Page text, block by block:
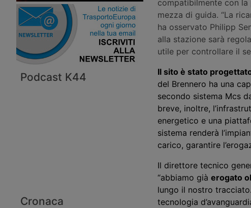
Podcast K44
Cronaca
compatibilmente con
mezza di guida. “La
ha osservato Philipp
alla stazione sarà
utile per controllare il
Il sito è stato
del Brennero ha una
secondo sistema Mcs
breve, inoltre,
energetico e una
sistema renderà
carico, garantire
Il direttore tecnico
“abbiamo già erogato
lungo il nostro
tecnologia